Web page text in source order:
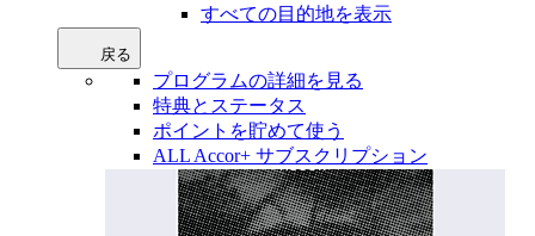
すべての目的地を表示
戻る
プログラムの詳細を見る
特典とステータス
ポイントを貯めて使う
ALL Accor+ サブスクリプション